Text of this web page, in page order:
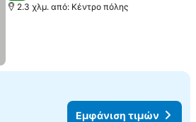
2.3 χλμ. από: Κέντρο πόλης
Εμφάνιση τιμών